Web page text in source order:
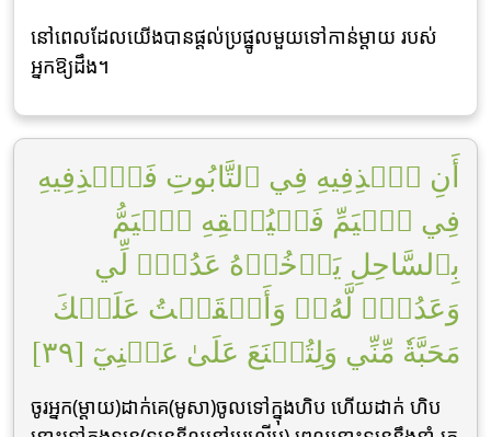
នៅពេលដែលយើងបានផ្ដល់ប្រផ្នូលមួយទៅកាន់ម្ដាយ របស់
អ្នកឱ្យដឹង។
أَنِ ٱقۡذِفِيهِ فِي ٱلتَّابُوتِ فَٱقۡذِفِيهِ
فِي ٱلۡيَمِّ فَلۡيُلۡقِهِ ٱلۡيَمُّ
بِٱلسَّاحِلِ يَأۡخُذۡهُ عَدُوّٞ لِّي
وَعَدُوّٞ لَّهُۥۚ وَأَلۡقَيۡتُ عَلَيۡكَ
مَحَبَّةٗ مِّنِّي وَلِتُصۡنَعَ عَلَىٰ عَيۡنِيٓ [٣٩]
ចូរអ្នក(ម្ដាយ)ដាក់គេ(មូសា)ចូលទៅក្នុងហិប ហើយដាក់ ហិប